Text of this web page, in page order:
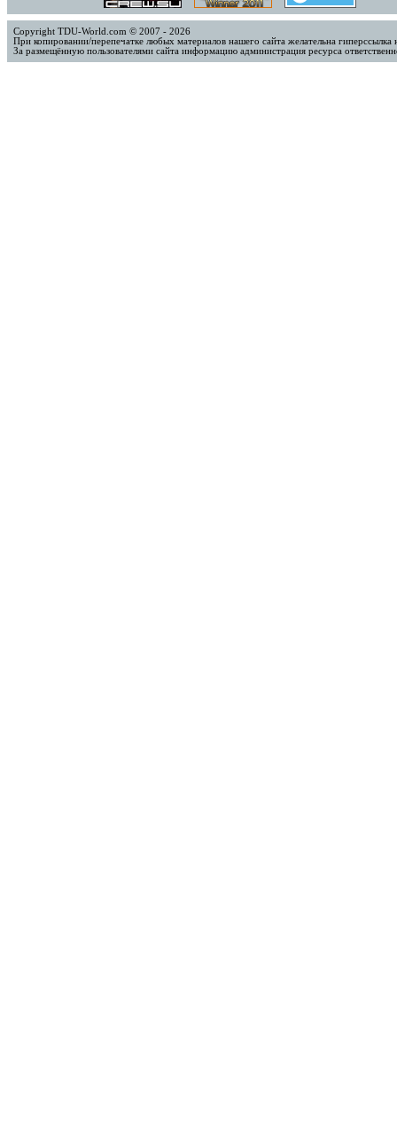
Copyright TDU-World.com © 2007 - 2026
При копировании/перепечатке любых материалов нашего сайта желательна
За размещённую пользователями сайта информацию администрация ресурса